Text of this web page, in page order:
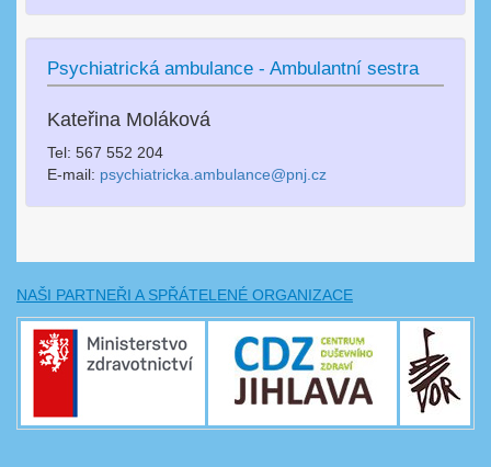
Psychiatrická ambulance - Ambulantní sestra
Kateřina Moláková
Tel: 567 552 204
E-mail: psychiatricka.ambulance@pnj.cz
NAŠI PARTNEŘI A SPŘÁTELENÉ ORGANIZACE